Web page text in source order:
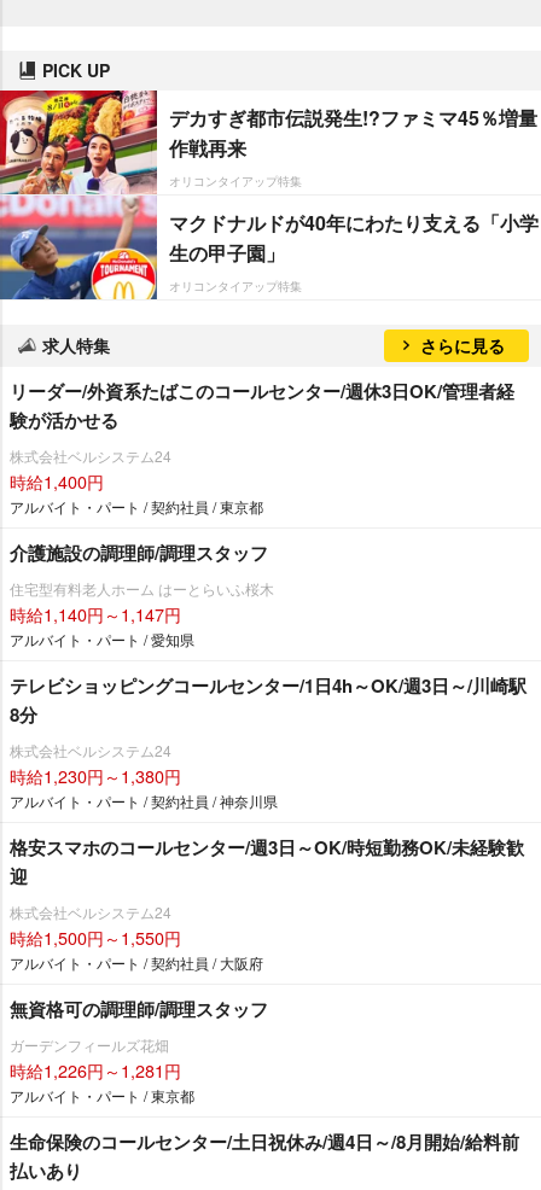
PICK UP
デカすぎ都市伝説発生!?ファミマ45％増量
作戦再来
オリコンタイアップ特集
マクドナルドが40年にわたり支える「小学
生の甲子園」
オリコンタイアップ特集
求人特集 さらに見る
リーダー/外資系たばこのコールセンター/週休3日OK/管理者経
験が活かせる
株式会社ベルシステム24
時給1,400円
アルバイト・パート / 契約社員 / 東京都
介護施設の調理師/調理スタッフ
住宅型有料老人ホーム はーとらいふ桜木
時給1,140円～1,147円
アルバイト・パート / 愛知県
テレビショッピングコールセンター/1日4h～OK/週3日～/川崎駅
8分
株式会社ベルシステム24
時給1,230円～1,380円
アルバイト・パート / 契約社員 / 神奈川県
格安スマホのコールセンター/週3日～OK/時短勤務OK/未経験歓
迎
株式会社ベルシステム24
時給1,500円～1,550円
アルバイト・パート / 契約社員 / 大阪府
無資格可の調理師/調理スタッフ
ガーデンフィールズ花畑
時給1,226円～1,281円
アルバイト・パート / 東京都
生命保険のコールセンター/土日祝休み/週4日～/8月開始/給料前
払いあり